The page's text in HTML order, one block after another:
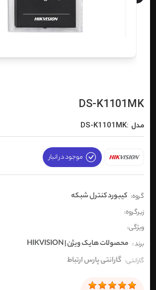
DS-K1101MK
مدل :DS-K1101MK
موجود در انبار
گروه: کیبورد کنترل شبکه
زیرگروه:
ویژگی:
برند : محصولات هایک ویژن | HIKVISION
گارانتی: گارانتی پارس ارتباط